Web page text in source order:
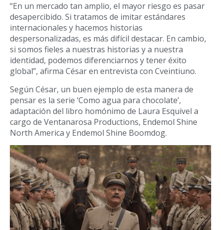
“En un mercado tan amplio, el mayor riesgo es pasar
desapercibido. Si tratamos de imitar estándares
internacionales y hacemos historias
despersonalizadas, es más difícil destacar. En cambio,
si somos fieles a nuestras historias y a nuestra
identidad, podemos diferenciarnos y tener éxito
global”, afirma César en entrevista con Cveintiuno.
Según César, un buen ejemplo de esta manera de
pensar es la serie ‘Como agua para chocolate’,
adaptación del libro homónimo de Laura Esquivel a
cargo de Ventanarosa Productions, Endemol Shine
North America y Endemol Shine Boomdog.